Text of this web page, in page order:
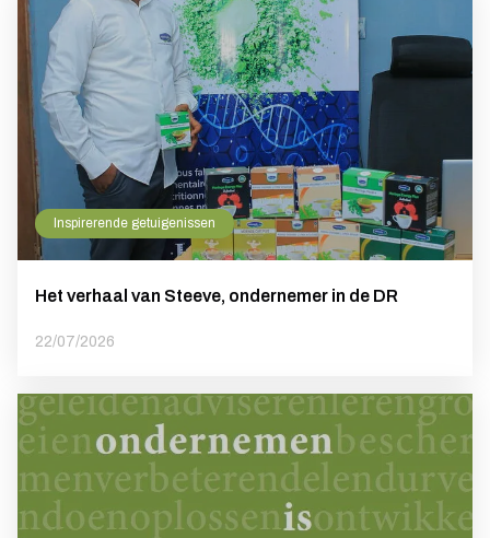
Inspirerende getuigenissen
Het verhaal van Steeve, ondernemer in de DR
22/07/2026